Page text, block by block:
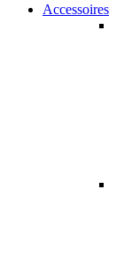
Accessoires